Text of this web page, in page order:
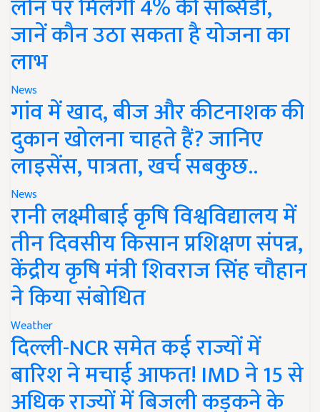
लोन पर मिलेगी 4% की सब्सिडी,
जानें कौन उठा सकता है योजना का
लाभ
News
गांव में खाद, बीज और कीटनाशक की
दुकान खोलना चाहते हैं? जानिए
लाइसेंस, पात्रता, खर्च सबकुछ..
News
रानी लक्ष्मीबाई कृषि विश्वविद्यालय में
तीन दिवसीय किसान प्रशिक्षण संपन्न,
केंद्रीय कृषि मंत्री शिवराज सिंह चौहान
ने किया संबोधित
Weather
दिल्ली-NCR समेत कई राज्यों में
बारिश ने मचाई आफत! IMD ने 15 से
अधिक राज्यों में बिजली कड़कने के